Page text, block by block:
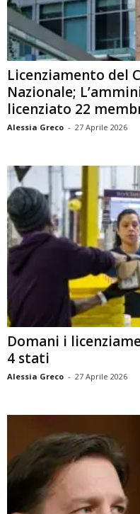
Licenziamento del
Nazionale;
licenziato 22
Alessia Greco - 27 Aprile 2026
Domani i
4 stati
Alessia Greco - 27 Aprile 2026